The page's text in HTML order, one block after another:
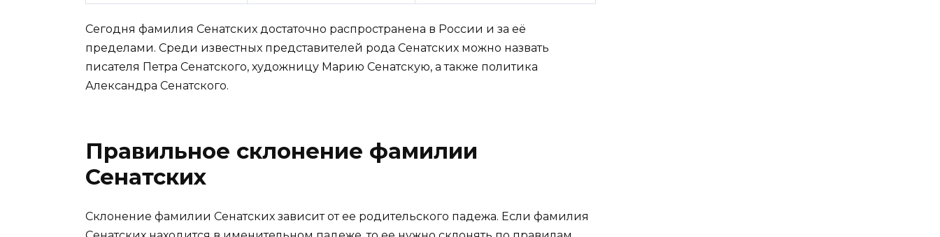
Сегодня фамилия Сенатских достаточно распространена в России и за её
пределами. Среди известных представителей рода Сенатских можно назвать
писателя Петра Сенатского, художницу Марию Сенатскую, а также политика
Александра Сенатского.
Правильное склонение фамилии
Сенатских
Склонение фамилии Сенатских зависит от ее родительского падежа. Если фамилия